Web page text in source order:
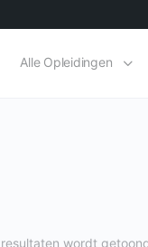
Alle Opleidingen
wordt